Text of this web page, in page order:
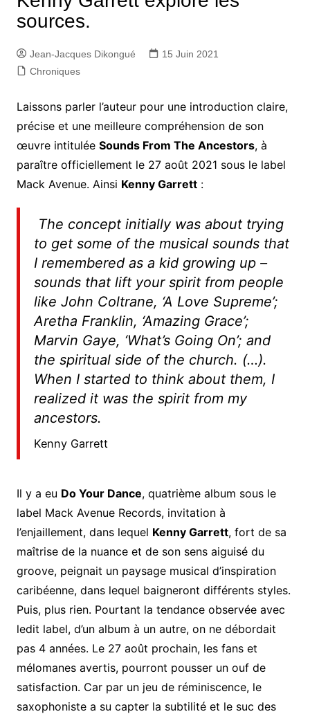
sources.
Jean-Jacques Dikongué
15 Juin 2021
Chroniques
Laissons parler l’auteur pour une introduction claire,
précise et une meilleure compréhension de son
œuvre intitulée Sounds From The Ancestors, à
paraître officiellement le 27 août 2021 sous le label
Mack Avenue. Ainsi Kenny Garrett:
The concept initially was about trying
to get some of the musical sounds that
I remembered as a kid growing up –
sounds that lift your spirit from people
like John Coltrane, ‘A Love Supreme’;
Aretha Franklin, ‘Amazing Grace’;
Marvin Gaye, ‘What’s Going On’; and
the spiritual side of the church. (…).
When I started to think about them, I
realized it was the spirit from my
ancestors.
Kenny Garrett
Il y a eu Do Your Dance, quatrième album sous le
label Mack Avenue Records, invitation à
l’enjaillement, dans lequel Kenny Garrett, fort de sa
maîtrise de la nuance et de son sens aiguisé du
groove, peignait un paysage musical d’inspiration
caribéenne, dans lequel baigneront différents styles.
Puis, plus rien. Pourtant la tendance observée avec
ledit label, d’un album à un autre, on ne débordait
pas 4 années. Le 27 août prochain, les fans et
mélomanes avertis, pourront pousser un ouf de
satisfaction. Car par un jeu de réminiscence, le
saxophoniste a su capter la subtilité et le suc des